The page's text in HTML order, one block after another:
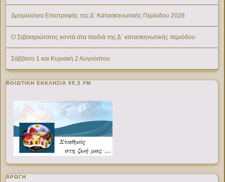
Δρομολόγια Επιστροφής της Δ’ Κατασκηνωτικής Περίοδου 2026
Ο Σεβασμιώτατος κοντά στα παιδιά της Δ΄ κατασκηνωτικής περιόδου
Σάββατο 1 και Κυριακή 2 Αυγούστου
ΒΟΙΩΤΙΚΉ ΕΚΚΛΗΣΊΑ 99,2 FM
ΑΡΩΓΗ